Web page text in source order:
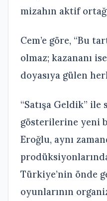
mizahın aktif
Cem’e göre, “Bu
olmaz; kazananı
doyasıya gülen
“Satışa Geldik”
gösterilerine yeni
Eroğlu, aynı
Türkiye’nin önde
oyunlarının